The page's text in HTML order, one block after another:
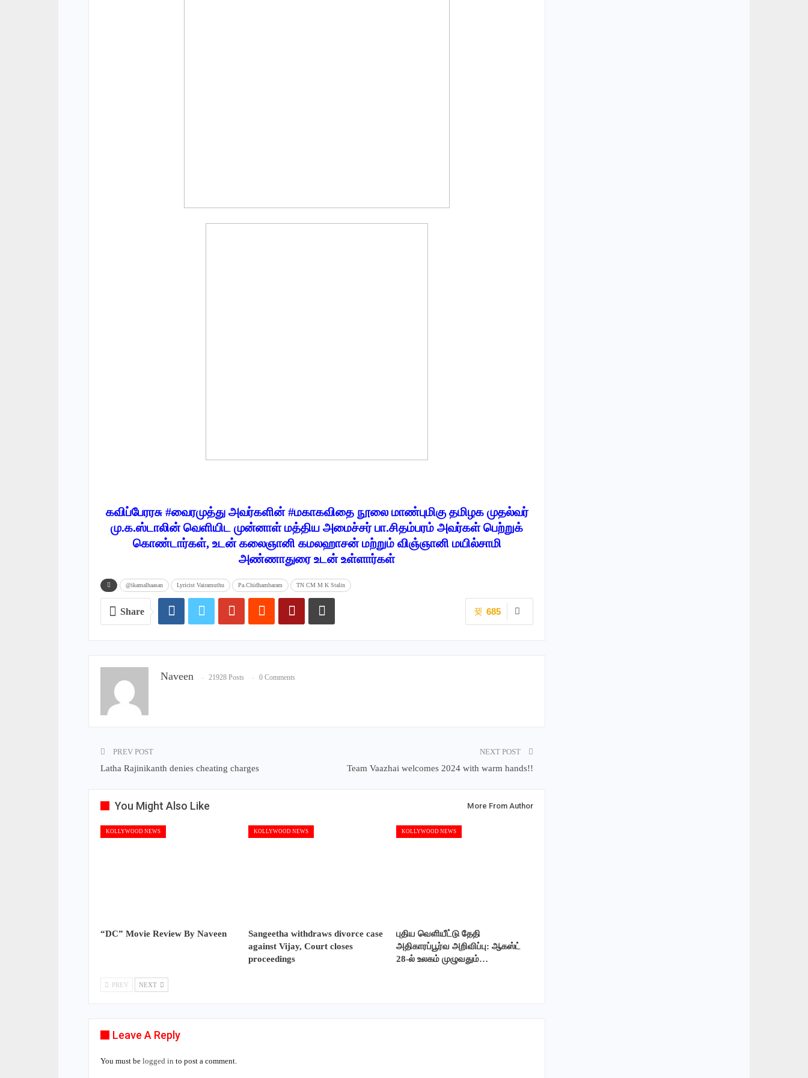
கவிப்பேரரசு #வைரமுத்து அவர்களின் #மகாகவிதை நூலை மாண்புமிகு தமிழக முதல்வர்
மு.க.ஸ்டாலின் வெளியிட முன்னாள் மத்திய அமைச்சர் பா.சிதம்பரம் அவர்கள் பெற்றுக்
கொண்டார்கள், உடன் கலைஞானி கமலஹாசன் மற்றும் விஞ்ஞானி மயில்சாமி
அண்ணாதுரை உடன் உள்ளார்கள்
@ikamalhaasan Lyricist Vairamuthu Pa.Chidhambaram TN CM M K Stalin
685
Share
Naveen 21928 Posts 0 Comments
PREV POST
Latha Rajinikanth denies cheating charges
NEXT POST
Team Vaazhai welcomes 2024 with warm hands!!
You Might Also Like More From Author
KOLLYWOOD NEWS
“DC” Movie Review By Naveen
KOLLYWOOD NEWS
Sangeetha withdraws divorce case
against Vijay, Court closes
proceedings
KOLLYWOOD NEWS
புதிய வெளியீட்டு தேதி
அதிகாரப்பூர்வ அறிவிப்பு: ஆகஸ்ட்
28-ல் உலகம் முழுவதும்…
PREV NEXT
Leave A Reply
You must be logged in to post a comment.